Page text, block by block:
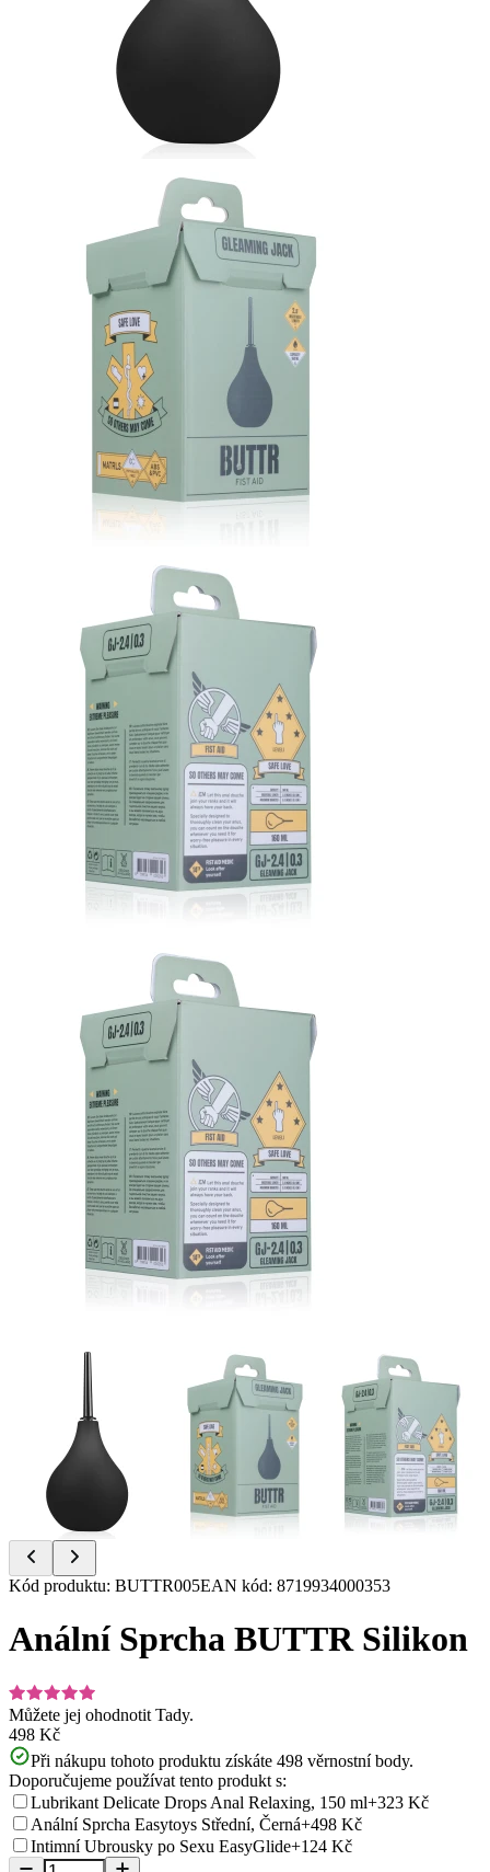
Item
of
4
Kód produktu: BUTTR005EAN kód: 8719934000353
Anální Sprcha BUTTR Silikon
Můžete jej ohodnotit Tady.
498 Kč
Při nákupu tohoto produktu získáte 498 věrnostní body.
Doporučujeme používat tento produkt s:
Lubrikant Delicate Drops Anal Relaxing, 150 ml+323 Kč
Anální Sprcha Easytoys Střední, Černá+498 Kč
Intimní Ubrousky po Sexu EasyGlide+124 Kč